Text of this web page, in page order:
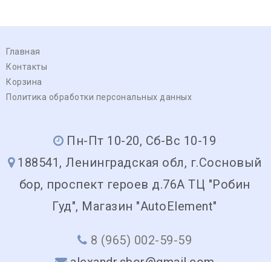
Главная
Контакты
Корзина
Политика обработки персональных данных
Пн-Пт 10-20, Сб-Вс 10-19
188541, Ленинградская обл, г.Сосновый
бор, проспект героев д.76А ТЦ "Робин
Гуд", Магазин "AutoElement"
8 (965) 002-59-59